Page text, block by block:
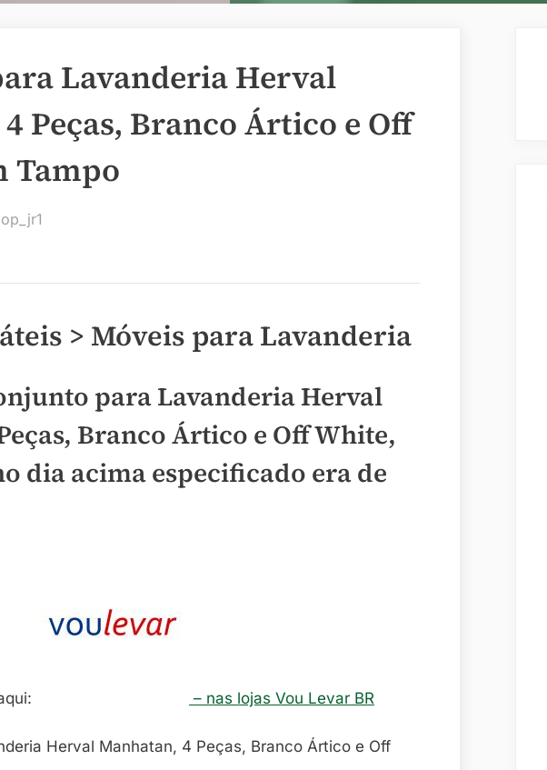
Lavanderia Herval
Peças, Branco Ártico e Off
Tampo
> Móveis para Lavanderia
para Lavanderia Herval
Branco Ártico e Off White,
dia acima especificado era de
– nas lojas Vou Levar BR